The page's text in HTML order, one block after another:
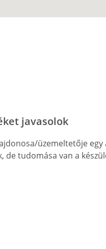
javasolok
üzemeltetője
de tudomása van a